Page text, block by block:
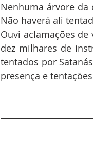
Nenhuma árvore
Não haverá ali
Ouvi aclamações
dez milhares de
tentados por
presença e